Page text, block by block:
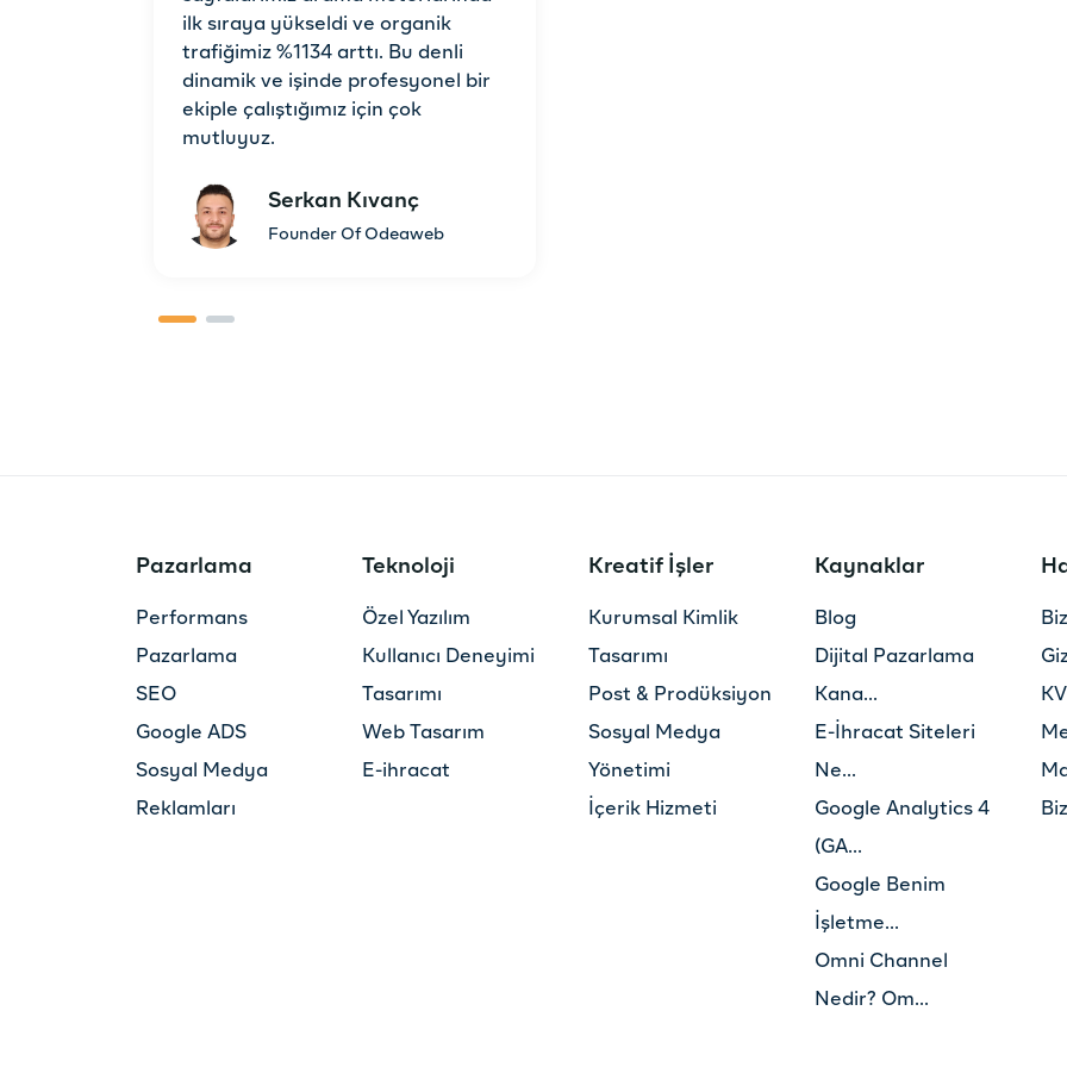
ilk sıraya yükseldi ve organik
trafiğimiz %1134 arttı. Bu denli
dinamik ve işinde profesyonel bir
ekiple çalıştığımız için çok
mutluyuz.
Serkan Kıvanç
Founder Of Odeaweb
Pazarlama
Performans
Pazarlama
SEO
Google ADS
Sosyal Medya
Reklamları
Teknoloji
Özel Yazılım
Kullanıcı Deneyimi
Tasarımı
Web Tasarım
E-ihracat
Kreatif İşler
Kurumsal Kimlik
Tasarımı
Post & Prodüksiyon
Sosyal Medya
Yönetimi
İçerik Hizmeti
Kaynaklar
Blog
Dijital Pazarlama
Kana...
E-İhracat Siteleri
Ne...
Google Analytics 4
(GA...
Google Benim
İşletme...
Omni Channel
Nedir? Om...